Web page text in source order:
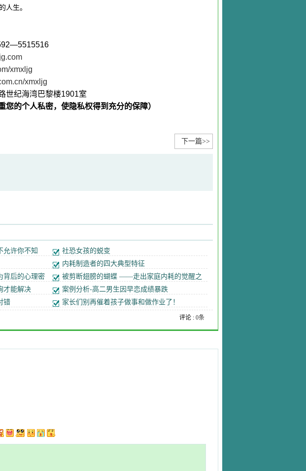
人生。
xmxljg
xmxljg
世纪海湾巴黎楼1901室
您的个人私密，使隐私权得到充分的保障）
下一篇>>
允许你不知
社恐女孩的蜕变
内耗制造者的四大典型特征
背后的心理密
被剪断翅膀的蝴蝶 ——走出家庭内耗的觉醒之
路
才能解决
案例分析-高二男生因早恋成绩暴跌
错 家长们别再催着孩子做事和做作业了！
评论 : 0条